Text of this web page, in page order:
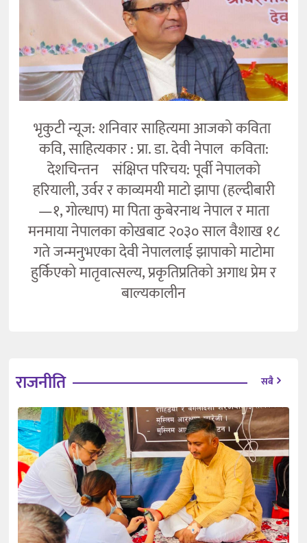
भृकुटी न्यूज: शनिवार साहित्यमा आजको कविता
कवि, साहित्यकार : प्रा. डा. देवी नेपाल कविता:
देशचिन्तन संक्षिप्त परिचय: पूर्वी नेपालको
हरियाली, उर्वर र काव्यमयी माटो झापा (हल्दीबारी
—१, गोल्धाप) मा पिता कुबेरनाथ नेपाल र माता
मनमाया नेपालका कोखबाट २०३० साल वैशाख १८
गते जन्मनुभएका देवी नेपाललाई झापाको माटोमा
हुर्किएको मातृवात्सल्य, प्रकृतिप्रतिको अगाध प्रेम र
बाल्यकालीन
राजनीति सबै